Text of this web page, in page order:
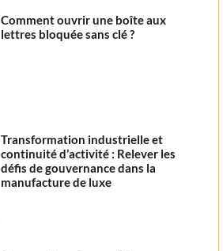
Comment ouvrir une boîte aux
lettres bloquée sans clé ?
Transformation industrielle et
continuité d’activité : Relever les
défis de gouvernance dans la
manufacture de luxe